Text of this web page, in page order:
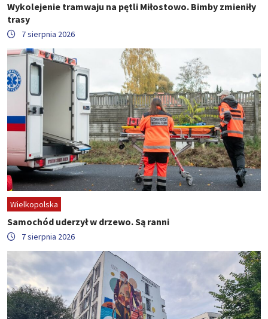
Wykolejenie tramwaju na pętli Miłostowo. Bimby zmieniły
trasy
7 sierpnia 2026
Wielkopolska
Samochód uderzył w drzewo. Są ranni
7 sierpnia 2026